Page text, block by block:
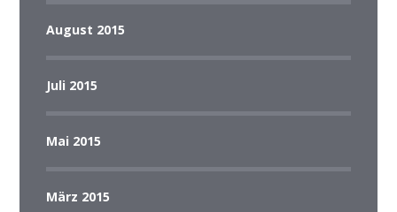
August 2015
Juli 2015
Mai 2015
März 2015